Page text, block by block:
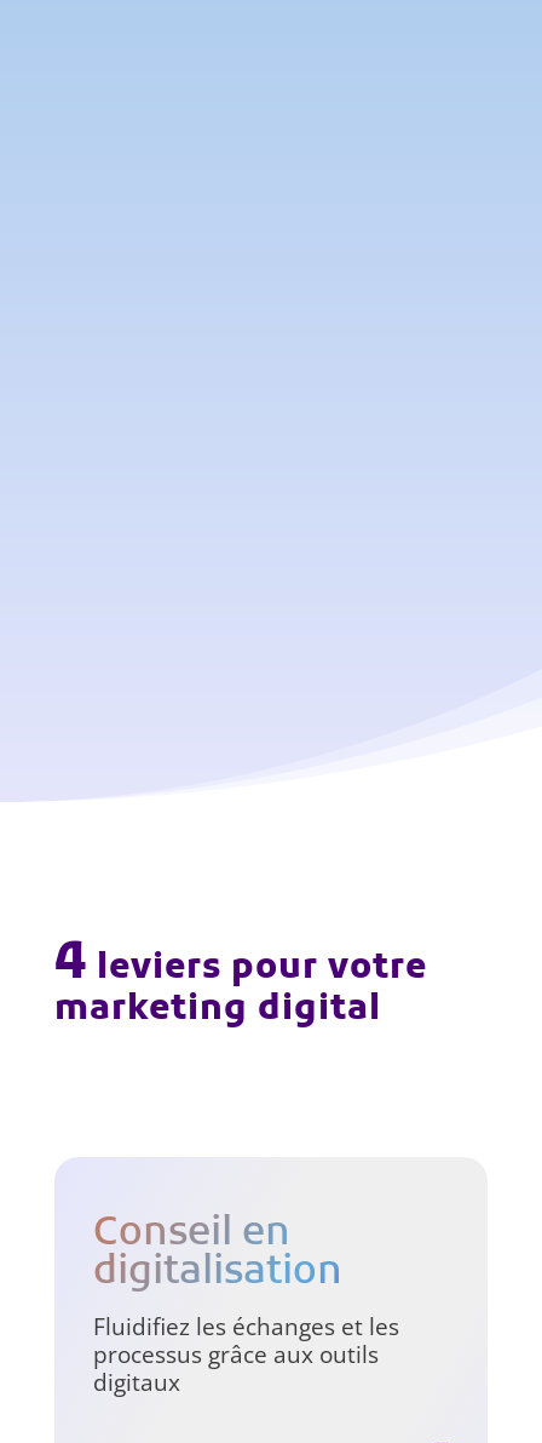
4 leviers pour votre
marketing digital
Conseil en
digitalisation
Fluidifiez les échanges et les
processus grâce aux outils
digitaux